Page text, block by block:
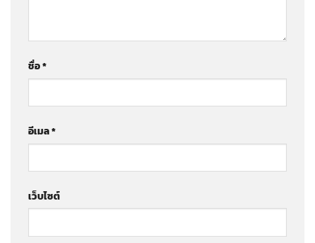
ชื่อ*
อีเมล*
เว็บไซต์